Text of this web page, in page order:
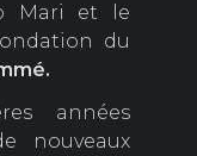
Mari et le
du
années
nouveaux